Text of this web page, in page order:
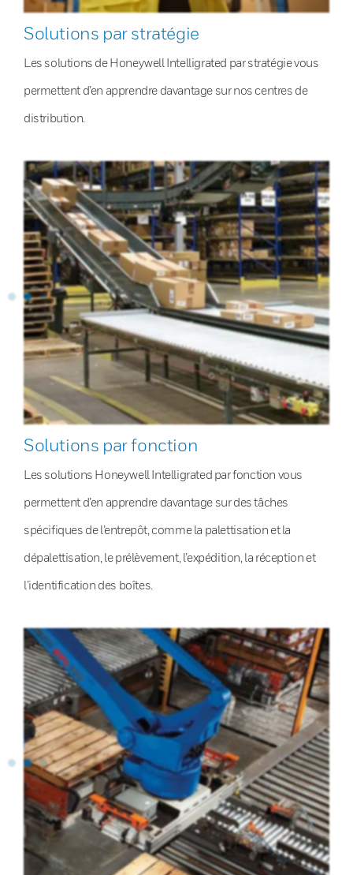
Solutions par stratégie
Les solutions de Honeywell Intelligrated par stratégie vous
permettent d’en apprendre davantage sur nos centres de
distribution.
Solutions par fonction
Les solutions Honeywell Intelligrated par fonction vous
permettent d’en apprendre davantage sur des tâches
spécifiques de l’entrepôt, comme la palettisation et la
dépalettisation, le prélèvement, l’expédition, la réception et
l’identification des boîtes.